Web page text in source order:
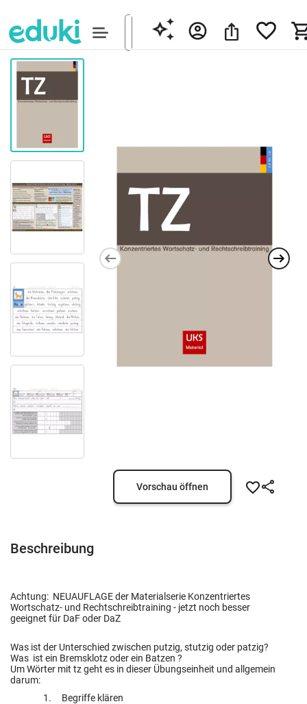
Vorschau öffnen
Beschreibung
Achtung: NEUAUFLAGE der Materialserie Konzentriertes
Wortschatz- und Rechtschreibtraining - jetzt noch besser
geeignet für DaF oder DaZ
Was ist der Unterschied zwischen putzig, stutzig oder patzig?
Was ist ein Bremsklotz oder ein Batzen ?
Um Wörter mit tz geht es in dieser Übungseinheit und allgemein
darum:
1. Begriffe klären